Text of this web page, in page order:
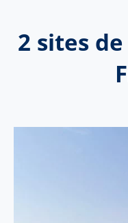
2 sites